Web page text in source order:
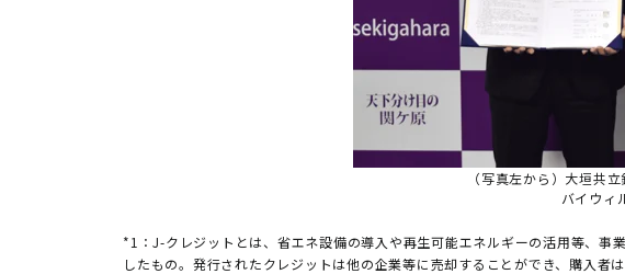
（写真左から）大垣共
バイウィ
*1：J-クレジットとは、省エネ設備の導入や再生可能エネルギーの活用等、
したもの。発行されたクレジットは他の企業等に売却することができ、購入者